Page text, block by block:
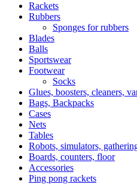
Rackets
Rubbers
Sponges for rubbers
Blades
Balls
Sportswear
Footwear
Socks
Glues, boosters, cleaners,
Bags, Backpacks
Cases
Nets
Tables
Robots, simulators,
Boards, counters, floor
Accessories
Ping pong rackets